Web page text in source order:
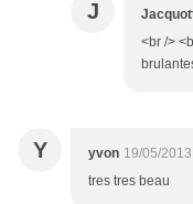
J
<br />
Y yvon 19/05/
tres tres beau